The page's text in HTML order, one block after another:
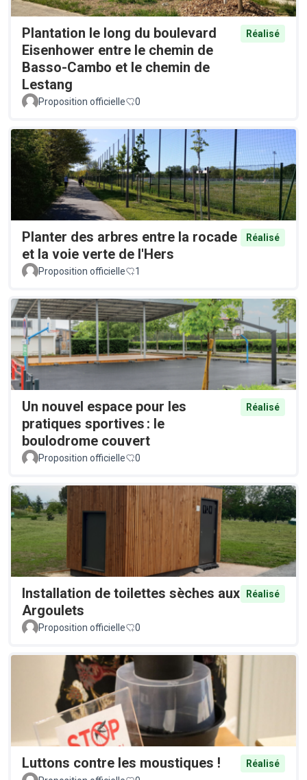
Plantation le long du boulevard
Eisenhower entre le chemin de
Basso-Cambo et le chemin de
Lestang
Réalisé
Proposition officielle 0
Planter des arbres entre la rocade
et la voie verte de l'Hers
Réalisé
Proposition officielle 1
Un nouvel espace pour les
pratiques sportives : le
boulodrome couvert
Réalisé
Proposition officielle 0
Installation de toilettes sèches aux
Argoulets
Réalisé
Proposition officielle 0
Luttons contre les moustiques !
Réalisé